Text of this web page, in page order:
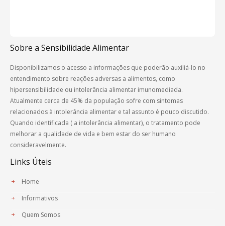
Sobre a Sensibilidade Alimentar
Disponibilizamos o acesso a informações que poderão auxiliá-lo no
entendimento sobre reações adversas a alimentos, como
hipersensibilidade ou intolerância alimentar imunomediada.
Atualmente cerca de 45% da população sofre com sintomas
relacionados à intolerância alimentar e tal assunto é pouco discutido.
Quando identificada ( a intolerância alimentar), o tratamento pode
melhorar a qualidade de vida e bem estar do ser humano
consideravelmente.
Links Úteis
Home
Informativos
Quem Somos